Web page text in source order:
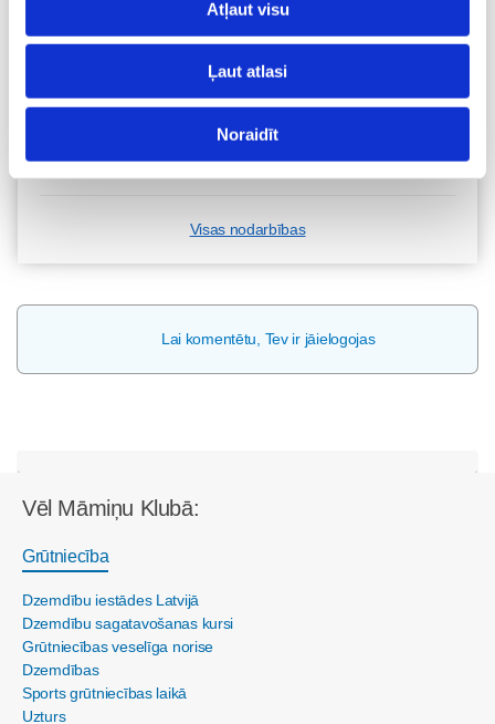
Atļaut visu
Ļaut atlasi
Noraidīt
Topošo un jauno māmiņu lutināšanas programma ar
Izpārdots
Visas nodarbības
Lai komentētu, Tev ir jāielogojas
Vēl Māmiņu Klubā:
Grūtniecība
Dzemdību iestādes Latvijā
Dzemdību sagatavošanas kursi
Grūtniecības veselīga norise
Dzemdības
Sports grūtniecības laikā
Uzturs